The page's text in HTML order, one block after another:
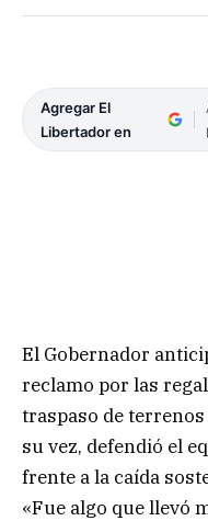
Agregar El
Libertador en
El Gobernador
reclamo por las
traspaso de
su vez, defendió el
frente a la caída
«Fue algo que llevó